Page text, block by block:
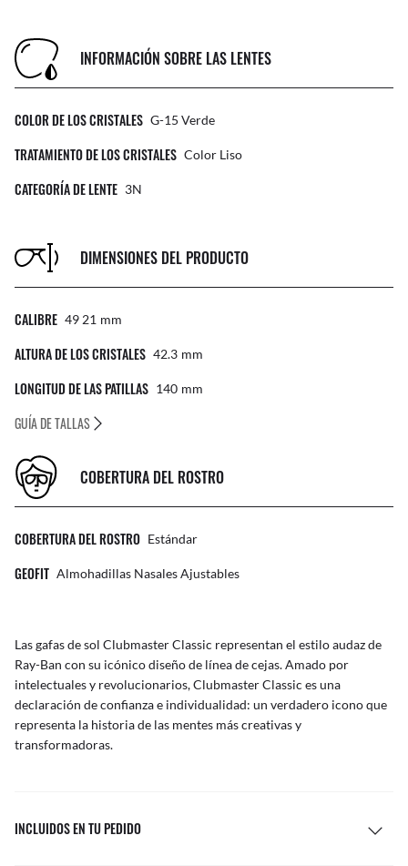
INFORMACIÓN SOBRE LAS LENTES
COLOR DE LOS CRISTALES G-15 Verde
TRATAMIENTO DE LOS CRISTALES Color Liso
CATEGORÍA DE LENTE 3N
DIMENSIONES DEL PRODUCTO
CALIBRE 49 21 Mm
ALTURA DE LOS CRISTALES 42.3 Mm
LONGITUD DE LAS PATILLAS 140 Mm
GUÍA DE TALLAS
COBERTURA DEL ROSTRO
COBERTURA DEL ROSTRO Estándar
GEOFIT Almohadillas Nasales Ajustables
Las gafas de sol Clubmaster Classic representan el estilo audaz de
Ray-Ban con su icónico diseño de línea de cejas. Amado por
intelectuales y revolucionarios, Clubmaster Classic es una
declaración de confianza e individualidad: un verdadero icono que
representa la historia de las mentes más creativas y
transformadoras.
INCLUIDOS EN TU PEDIDO